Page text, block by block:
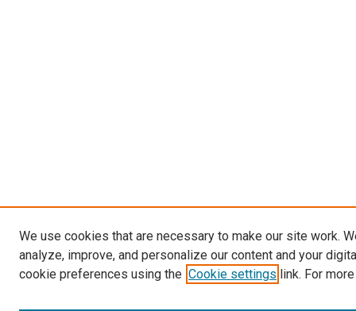
We use cookies that are necessary to make our site work.
analyze, improve, and personalize our content and your
cookie preferences using the Cookie settings link. For